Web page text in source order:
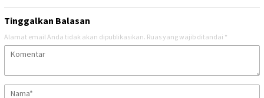
Tinggalkan Balasan
Alamat email Anda tidak akan dipublikasikan. Ruas yang wajib ditandai *